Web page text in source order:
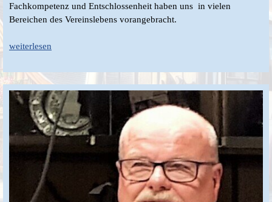
Fachkompetenz und Entschlossenheit haben uns in vielen
Bereichen des Vereinslebens vorangebracht.
weiterlesen